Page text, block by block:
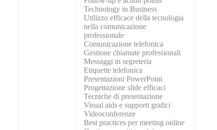
Technology in Business
Utilizzo efficace della tecnologia
nella comunicazione
professionale
Comunicazione telefonica
Gestione chiamate professionali
Messaggi in segreteria
Etiquette telefonica
Presentazioni PowerPoint
Progettazione slide efficaci
Tecniche di presentazione
Visual aids e supporti grafici
Videoconferenze
Best practices per meeting online